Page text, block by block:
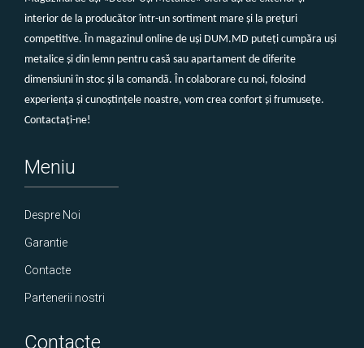
interior de la producător într-un sortiment mare și la prețuri
competitive. În magazinul online de uși DUM.MD puteți cumpăra uși
metalice și din lemn pentru casă sau apartament de diferite
dimensiuni în stoc și la comandă. În colaborare cu noi, folosind
experiența și cunoștințele noastre, vom crea confort și frumusețe.
Contactați-ne!
Meniu
Despre Noi
Garantie
Contacte
Partenerii nostri
Contacte